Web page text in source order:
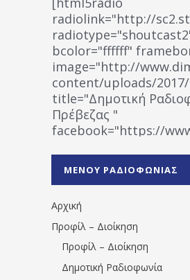
radiolink="http://
bcolor="ffffff"
image="http://
content/uploads/
title="Δημοτική
Πρέβεζας "
facebook="https://
1531194763766854/"
ΜΕΝΟΥ ΡΑΔΙΟΦΩΝΙΑΣ
Αρχική
Προφίλ – Διοίκηση
Προφίλ – Διοίκηση
Δημοτική Ραδιοφωνία